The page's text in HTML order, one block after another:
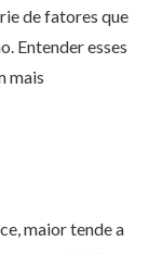
de fatores que
Entender esses
mais
maior tende a